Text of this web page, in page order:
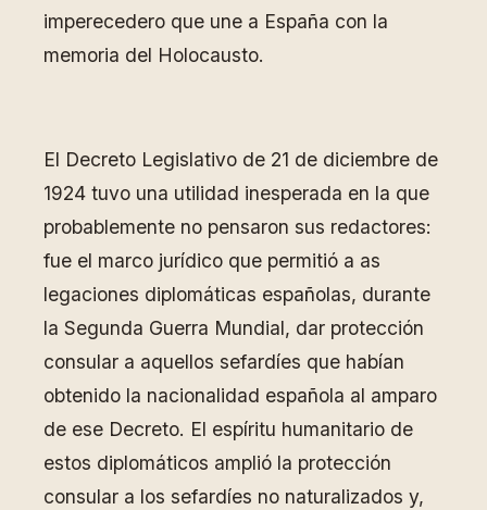
imperecedero que une a España con la
memoria del Holocausto.
El Decreto Legislativo de 21 de diciembre de
1924 tuvo una utilidad inesperada en la que
probablemente no pensaron sus redactores:
fue el marco jurídico que permitió a as
legaciones diplomáticas españolas, durante
la Segunda Guerra Mundial, dar protección
consular a aquellos sefardíes que habían
obtenido la nacionalidad española al amparo
de ese Decreto. El espíritu humanitario de
estos diplomáticos amplió la protección
consular a los sefardíes no naturalizados y,